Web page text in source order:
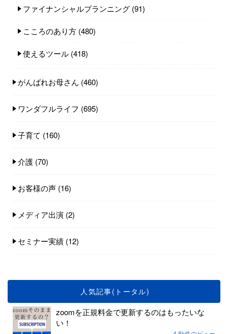
ファイナンシャルプランニング (91)
こころのあり方 (480)
使えるツール (418)
がんばれお母さん (460)
ワンダフルライフ (695)
子育て (160)
介護 (70)
お客様の声 (16)
メディア出演 (2)
セミナー実績 (12)
人気記事(トータル)
zoomを正規料金で更新するのはもったいな
い！